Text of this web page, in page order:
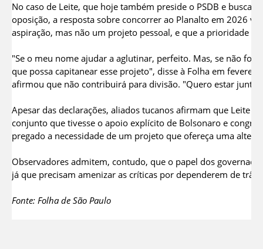
No caso de Leite, que hoje também preside o PSDB e busca
oposição, a resposta sobre concorrer ao Planalto em 2026
aspiração, mas não um projeto pessoal, e que a prioridade é
"Se o meu nome ajudar a aglutinar, perfeito. Mas, se não
que possa capitanear esse projeto", disse à Folha em
afirmou que não contribuirá para divisão. "Quero estar junto
Apesar das declarações, aliados tucanos afirmam que Leite
conjunto que tivesse o apoio explícito de Bolsonaro e
pregado a necessidade de um projeto que ofereça uma
Observadores admitem, contudo, que o papel dos
já que precisam amenizar as críticas por dependerem de
Fonte: Folha de São Paulo